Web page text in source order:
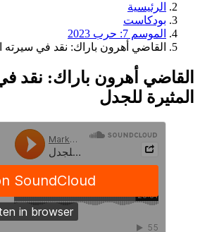
الرئيسية
بودكاست
الموسم 7: حرب 2023
القاضي أهرون باراك: نقد في سيرته
القاضي أهرون باراك: نقد
المثيرة للجدل